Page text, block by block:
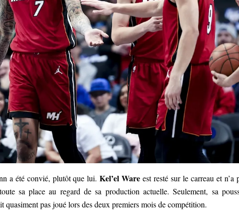
a été convié, plutôt que lui.Kel’el Wareest resté sur le carreau et n’a
sa place au regard de sa production actuelle. Seulement, sa
quasiment pas joué lors des deux premiers mois de compétition.